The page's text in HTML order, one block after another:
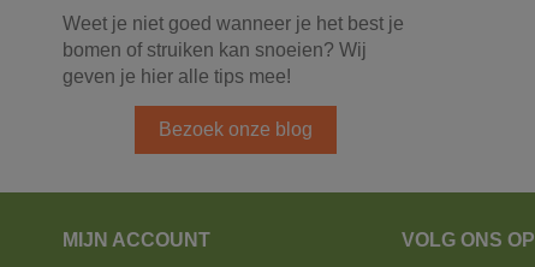
Weet je niet goed wanneer je het best je
bomen of struiken kan snoeien? Wij
geven je hier alle tips mee!
Bezoek onze blog
MIJN ACCOUNT
VOLG ONS OP